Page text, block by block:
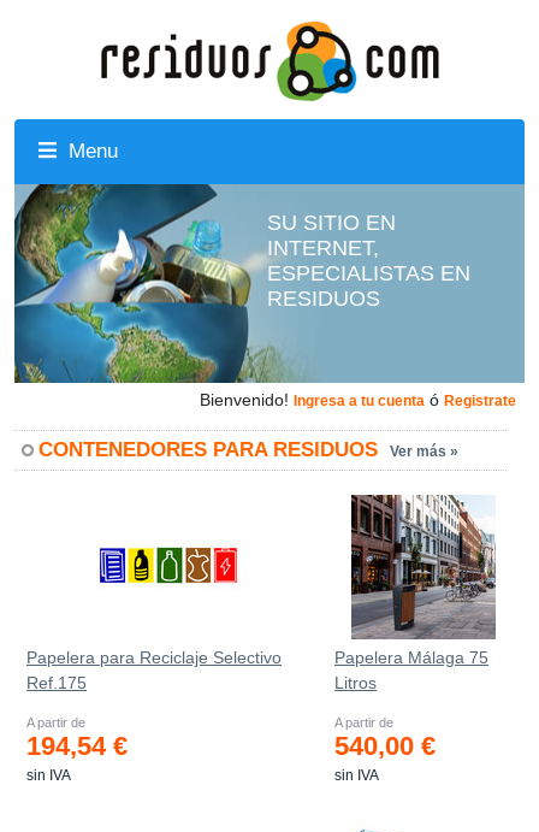
Menu
SU SITIO EN
INTERNET,
ESPECIALISTAS EN
RESIDUOS
Bienvenido! Ingresa a tu cuenta ó Registrate
CONTENEDORES PARA RESIDUOS Ver más »
Papelera para Reciclaje Selectivo
Ref.175
A partir de
194,54 €
sin IVA
Papelera Málaga 75
Litros
A partir de
540,00 €
sin IVA